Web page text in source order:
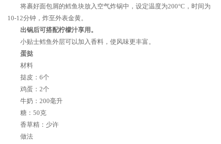
将裹好面包屑的鳕鱼块放入空气炸锅中，设定温度为200°C，时间为
10-12分钟，炸至外表金黄。
出锅后可搭配柠檬汁享用。
小贴士鳕鱼外层可以加入香料，使风味更丰富。
蛋挞
材料
挞皮：6个
鸡蛋：2个
牛奶：200毫升
糖：50克
香草精：少许
做法